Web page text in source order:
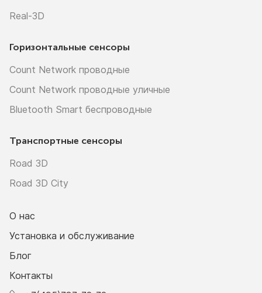
Real-3D
Горизонтальные сенсоры
Count Network проводные
Count Network проводные уличные
Bluetooth Smart беспроводные
Транспортные сенсоры
Road 3D
Road 3D City
О нас
Установка и обслуживание
Блог
Контакты